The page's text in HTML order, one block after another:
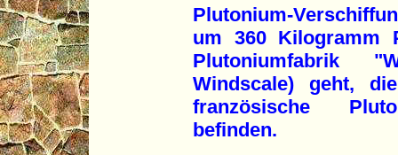
Plutonium-
um 360 Kilogramm
Plutoniumfabrik
Windscale) geht,
französische
befinden.